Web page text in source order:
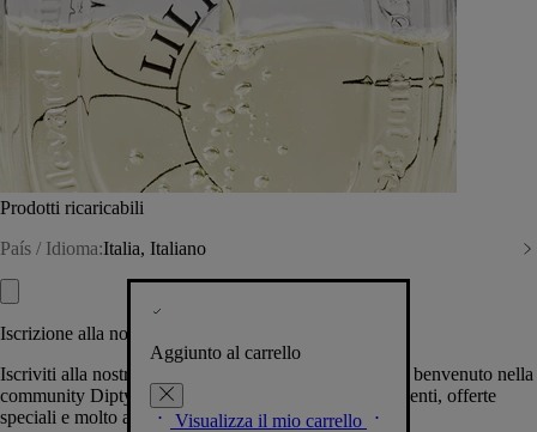
Prodotti ricaricabili
País / Idioma:Italia, Italiano
Aggiunto al carrello
Visualizza il mio carrello
Iscrizione alla nostra Newsletter
Iscriviti alla nostra newsletter per permetterci di darti il benvenuto nella
community Diptyque e tenerti al corrente su novità, eventi, offerte
speciali e molto altro.